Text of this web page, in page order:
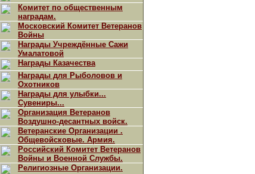
Комитет по общественным
наградам.
Московский Комитет Ветеранов
Войны
Награды Учреждённые Сажи
Умалатовой
Награды Казачества
Награды для Рыболовов и
Охотников
Награды для улыбки...
Сувениры...
Организация Ветеранов
Воздушно-десантных войск.
Ветеранские Организации .
Общевойсковые. Армия.
Российский Комитет Ветеранов
Войны и Военной Службы.
Религиозные Организации.